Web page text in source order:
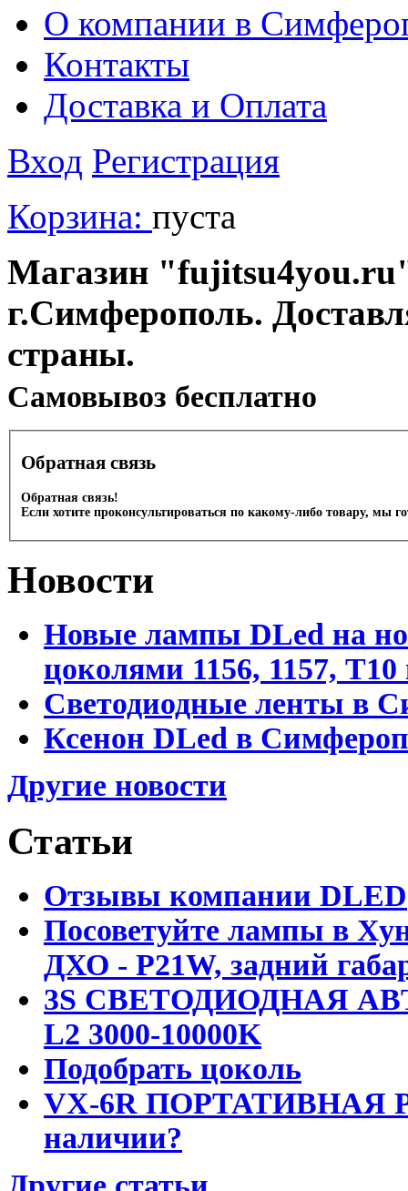
О компании в
Контакты
Доставка и Оплата
Вход Регистрация
Корзина: пуста
Магазин
г.Симферополь.
страны.
Cамовывоз бесплатно
Обратная связь
Обратная связь!
Если хотите проконсультироваться по какому-либо товару, мы
Новости
Новые лампы DLed на
цоколями 1156, 1157,
Светодиодные ленты в
Ксенон DLed в
Другие новости
Статьи
Отзывы компании DLED
Посоветуйте лампы в
ДХО - P21W, задний
3S СВЕТОДИОДНАЯ
L2 3000-10000K
Подобрать цоколь
VX-6R ПОРТАТИВНАЯ
наличии?